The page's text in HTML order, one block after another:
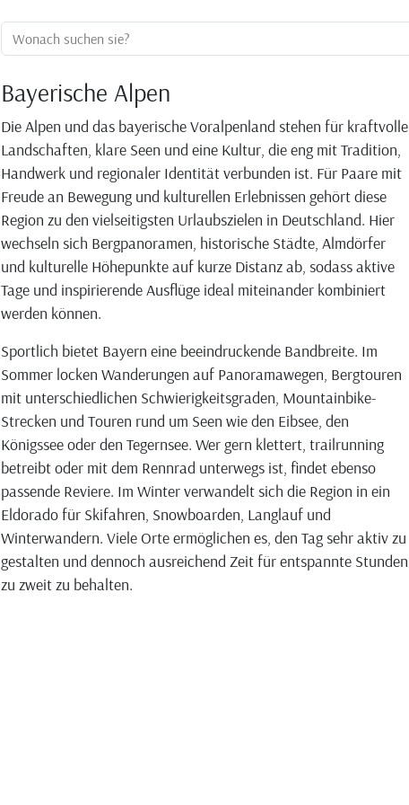
Ortssuche:
Bayerische Alpen
Die Alpen und das bayerische Voralpenland stehen für kraftvolle
Landschaften, klare Seen und eine Kultur, die eng mit Tradition,
Handwerk und regionaler Identität verbunden ist. Für Paare mit
Freude an Bewegung und kulturellen Erlebnissen gehört diese
Region zu den vielseitigsten Urlaubszielen in Deutschland. Hier
wechseln sich Bergpanoramen, historische Städte, Almdörfer
und kulturelle Höhepunkte auf kurze Distanz ab, sodass aktive
Tage und inspirierende Ausflüge ideal miteinander kombiniert
werden können.
Sportlich bietet Bayern eine beeindruckende Bandbreite. Im
Sommer locken Wanderungen auf Panoramawegen, Bergtouren
mit unterschiedlichen Schwierigkeitsgraden, Mountainbike-
Strecken und Touren rund um Seen wie den Eibsee, den
Königssee oder den Tegernsee. Wer gern klettert, trailrunning
betreibt oder mit dem Rennrad unterwegs ist, findet ebenso
passende Reviere. Im Winter verwandelt sich die Region in ein
Eldorado für Skifahren, Snowboarden, Langlauf und
Winterwandern. Viele Orte ermöglichen es, den Tag sehr aktiv zu
gestalten und dennoch ausreichend Zeit für entspannte Stunden
zu zweit zu behalten.